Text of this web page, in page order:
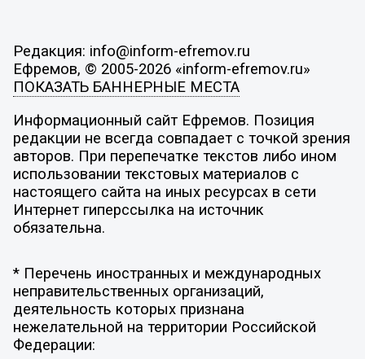
Редакция: info@inform-efremov.ru
Ефремов, © 2005-2026 «inform-efremov.ru»
ПОКАЗАТЬ БАННЕРНЫЕ МЕСТА
Информационный сайт Ефремов. Позиция
редакции не всегда совпадает с точкой зрения
авторов. При перепечатке текстов либо ином
использовании текстовых материалов с
настоящего сайта на иных ресурсах в сети
Интернет гиперссылка на источник
обязательна.
* Перечень иностранных и международных
неправительственных организаций,
деятельность которых признана
нежелательной на территории Российской
Федерации: